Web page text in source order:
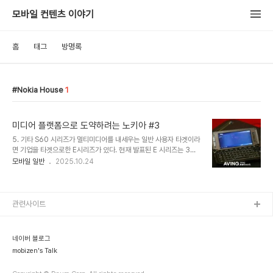
모바일 컨텐츠 이야기
홈 태그 방명록
Nokia House 1
미디어 플랫폼으로 도약하려는 노키아 #3
5. 기타 S60 시리즈가 멀티미디어를 내세우는 일반 사용자 타겟이라
면 기업을 타겟으로한 E시리즈가 있다. 현재 발표된 E 시리즈는 3종
이 있는데 비즈니스맨들을 위한 슬림라인 ‘노키아 E61i’ 이메일 디바
새로운 유저 인터페이스와 강화된 다국어 지원 모드 및 접속 모드를 특
6110..
모바일 일반 2025.10.24
네이버 블로그
mobizen's Talk
관련사이트